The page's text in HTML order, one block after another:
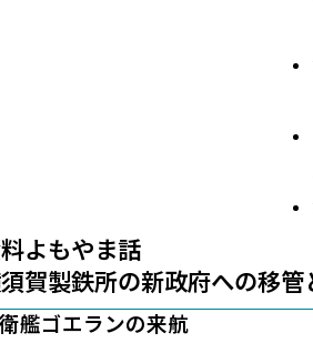
よもやま話
賀製鉄所の新政府への移
艦ゴエランの来航